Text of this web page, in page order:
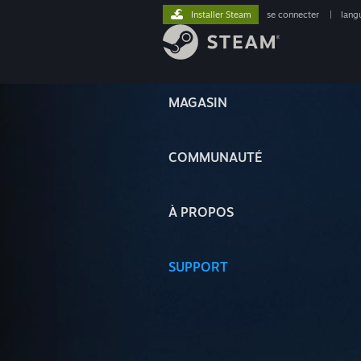
MAGASIN
COMMUNAUTÉ
À PROPOS
SUPPORT
Installer Steam se connecter